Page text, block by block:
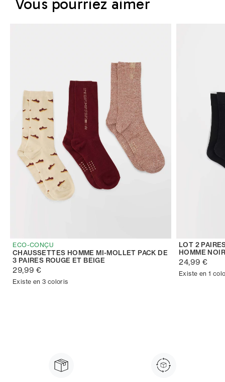
Vous pourriez aimer
ECO-CONÇU
CHAUSSETTES HOMME MI-MOLLET PACK DE
3 PAIRES ROUGE ET BEIGE
29,99 €
Existe en 3 coloris
LOT 2
HOMME
24,99 €
Existe en 1